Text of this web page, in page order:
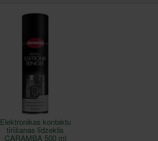
Elektronikas kontaktu
tīrīšanas līdzeklis
CARAMBA 500 ml